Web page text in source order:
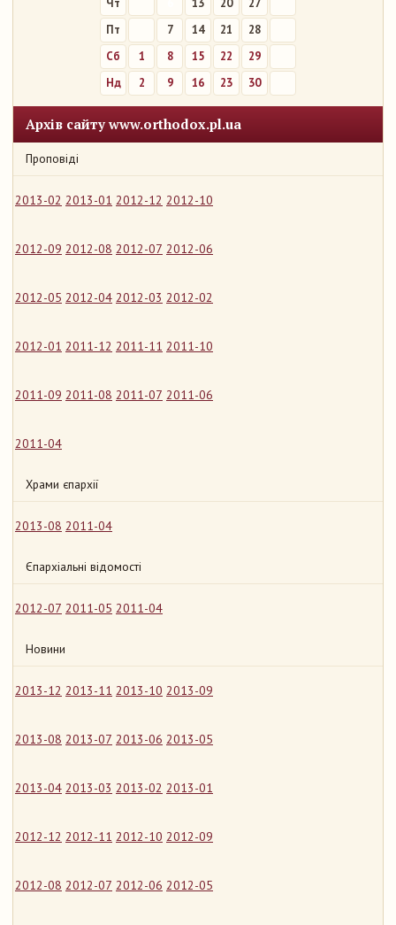
Чт
13 20
27
Пт
7 14 21
28
Сб
1 8 15 22
29
Нд
2 9 16 23 30
Архів сайту www.orthodox.pl.ua
Проповіді
2013-02 2013-01 2012-12 2012-10
2012-09 2012-08 2012-07 2012-06
2012-05 2012-04 2012-03 2012-02
2012-01 2011-12 2011-11 2011-10
2011-09 2011-08 2011-07 2011-06
2011-04
Храми єпархії
2013-08 2011-04
Єпархіальні відомості
2012-07 2011-05 2011-04
Новини
2013-12 2013-11 2013-10 2013-09
2013-08 2013-07 2013-06 2013-05
2013-04 2013-03 2013-02 2013-01
2012-12 2012-11 2012-10 2012-09
2012-08 2012-07 2012-06 2012-05